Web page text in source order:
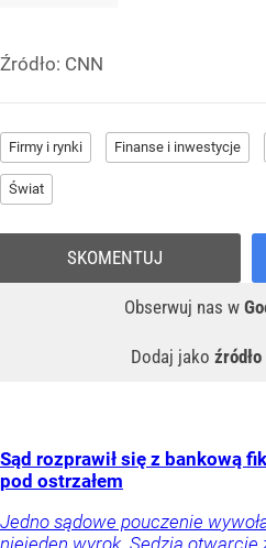
Źródło: CNN
Firmy i rynki Finanse i inwestycje
Świat
Obserwuj nas w
Dodaj jako
SKOMENTUJ
Sąd rozprawił się z bankową
pod ostrzałem
Jedno sądowe pouczenie